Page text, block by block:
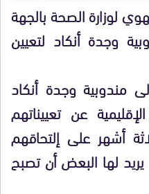
لوزارة الصحة بالجهة
وجدة أنكاد لتعيين
مندوبية وجدة أنكاد
عن تعييناتهم
أشهر على إلتحاقهم
يريد لها البعض أن تصبح